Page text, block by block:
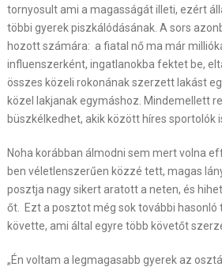
tornyosult ami a magasságát illeti, ezért
többi gyerek piszkálódásának. A sors
hozott számára: a fiatal nő ma már
influenszerként, ingatlanokba fektet be,
összes közeli rokonának szerzett lakást
közel lakjanak egymáshoz. Mindemellett
büszkélkedhet, akik között híres sportolók
Noha korábban álmodni sem mert volna
ben véletlenszerűen közzé tett, magas
posztja nagy sikert aratott a neten, és
őt. Ezt a posztot még sok további hasonló
követte, ami által egyre több követőt
„Én voltam a legmagasabb gyerek az